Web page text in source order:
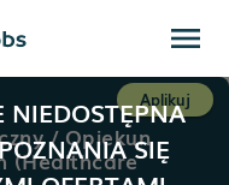
menu
NIEDOSTĘPNA
SIĘ
Aplikuj
/ Opiekun
(Healthcare